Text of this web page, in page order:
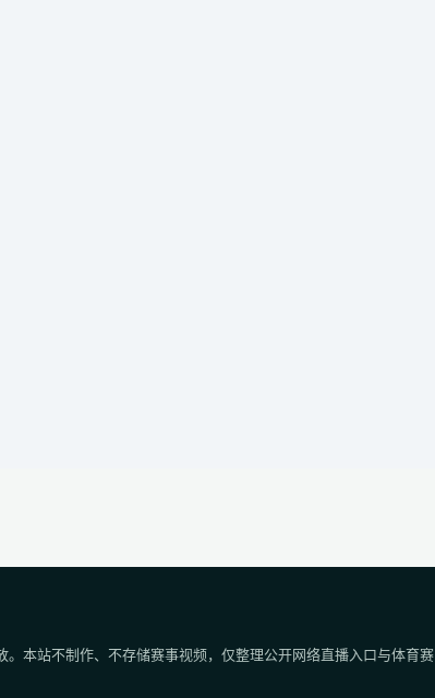
本站不制作、不存储赛事视频，仅整理公开网络直播入口与体育赛